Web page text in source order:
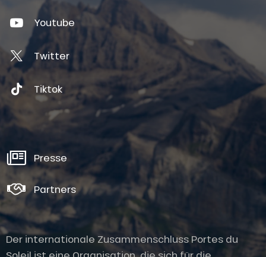
Youtube
Twitter
Tiktok
Presse
Partners
Der internationale Zusammenschluss Portes du